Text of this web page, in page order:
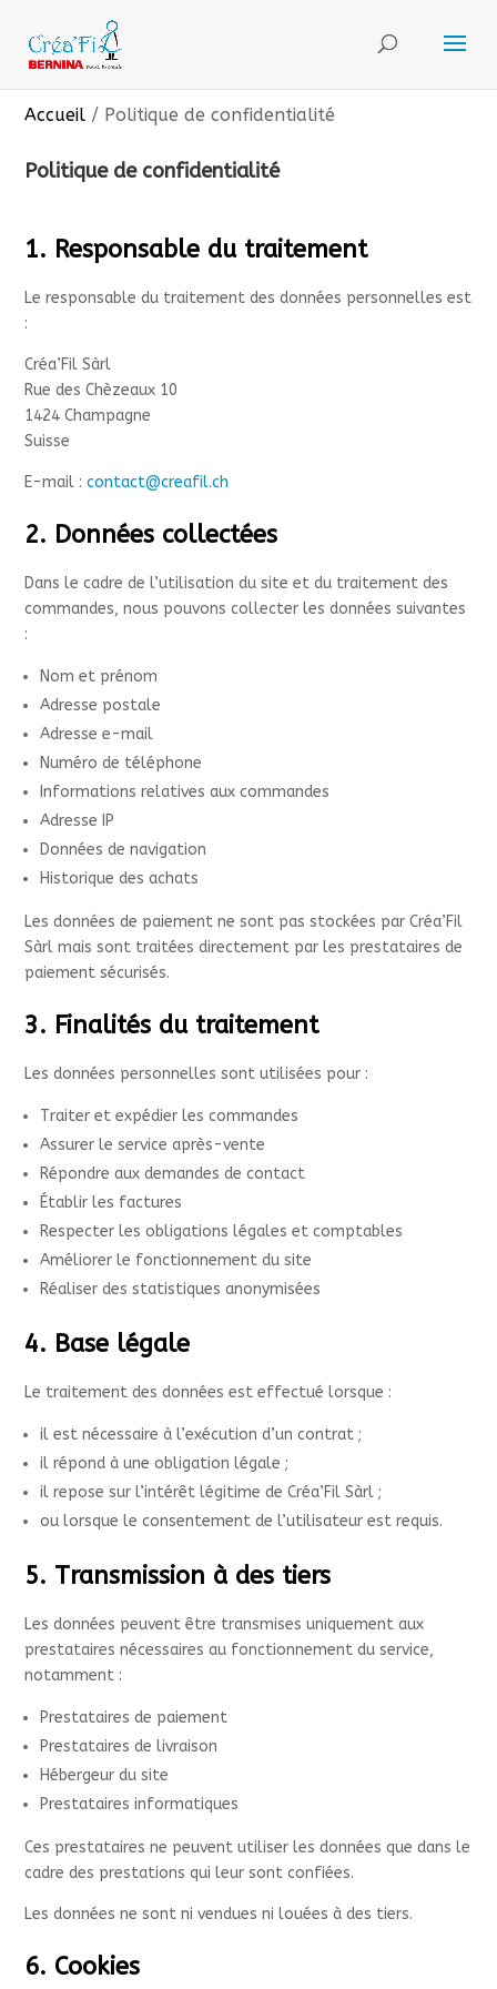
Accueil / Politique de confidentialité
Politique de confidentialité
1. Responsable du traitement
Le responsable du traitement des données personnelles est
:
Créa’Fil Sàrl
Rue des Chèzeaux 10
1424 Champagne
Suisse
E-mail :contact@creafil.ch
2. Données collectées
Dans le cadre de l’utilisation du site et du traitement des
commandes, nous pouvons collecter les données suivantes
:
Nom et prénom
Adresse postale
Adresse e-mail
Numéro de téléphone
Informations relatives aux commandes
Adresse IP
Données de navigation
Historique des achats
Les données de paiement ne sont pas stockées par Créa’Fil
Sàrl mais sont traitées directement par les prestataires de
paiement sécurisés.
3. Finalités du traitement
Les données personnelles sont utilisées pour :
Traiter et expédier les commandes
Assurer le service après-vente
Répondre aux demandes de contact
Établir les factures
Respecter les obligations légales et comptables
Améliorer le fonctionnement du site
Réaliser des statistiques anonymisées
4. Base légale
Le traitement des données est effectué lorsque :
il est nécessaire à l’exécution d’un contrat ;
il répond à une obligation légale ;
il repose sur l’intérêt légitime de Créa’Fil Sàrl ;
ou lorsque le consentement de l’utilisateur est requis.
5. Transmission à des tiers
Les données peuvent être transmises uniquement aux
prestataires nécessaires au fonctionnement du service,
notamment :
Prestataires de paiement
Prestataires de livraison
Hébergeur du site
Prestataires informatiques
Ces prestataires ne peuvent utiliser les données que dans le
cadre des prestations qui leur sont confiées.
Les données ne sont ni vendues ni louées à des tiers.
6. Cookies